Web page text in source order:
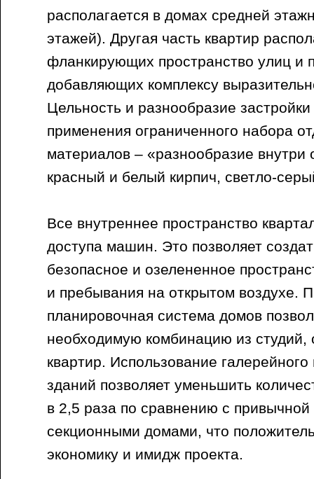
располагается в домах средней
этажей). Другая часть квартир
фланкирующих пространство улиц и
добавляющих комплексу
Цельность и разнообразие застройки
применения ограниченного набора
материалов – «разнообразие внутри
красный и белый кирпич, светло-­
Все внутреннее пространство
доступа машин. Это позволяет
безопасное и озелененное
и пребывания на открытом воздухе.
планировочная система домов
необходимую комбинацию из студий,
квартир. Использование
зданий позволяет уменьшить
в 2,5 раза по сравнению с привычной
секционными домами, что
экономику и имидж проекта.